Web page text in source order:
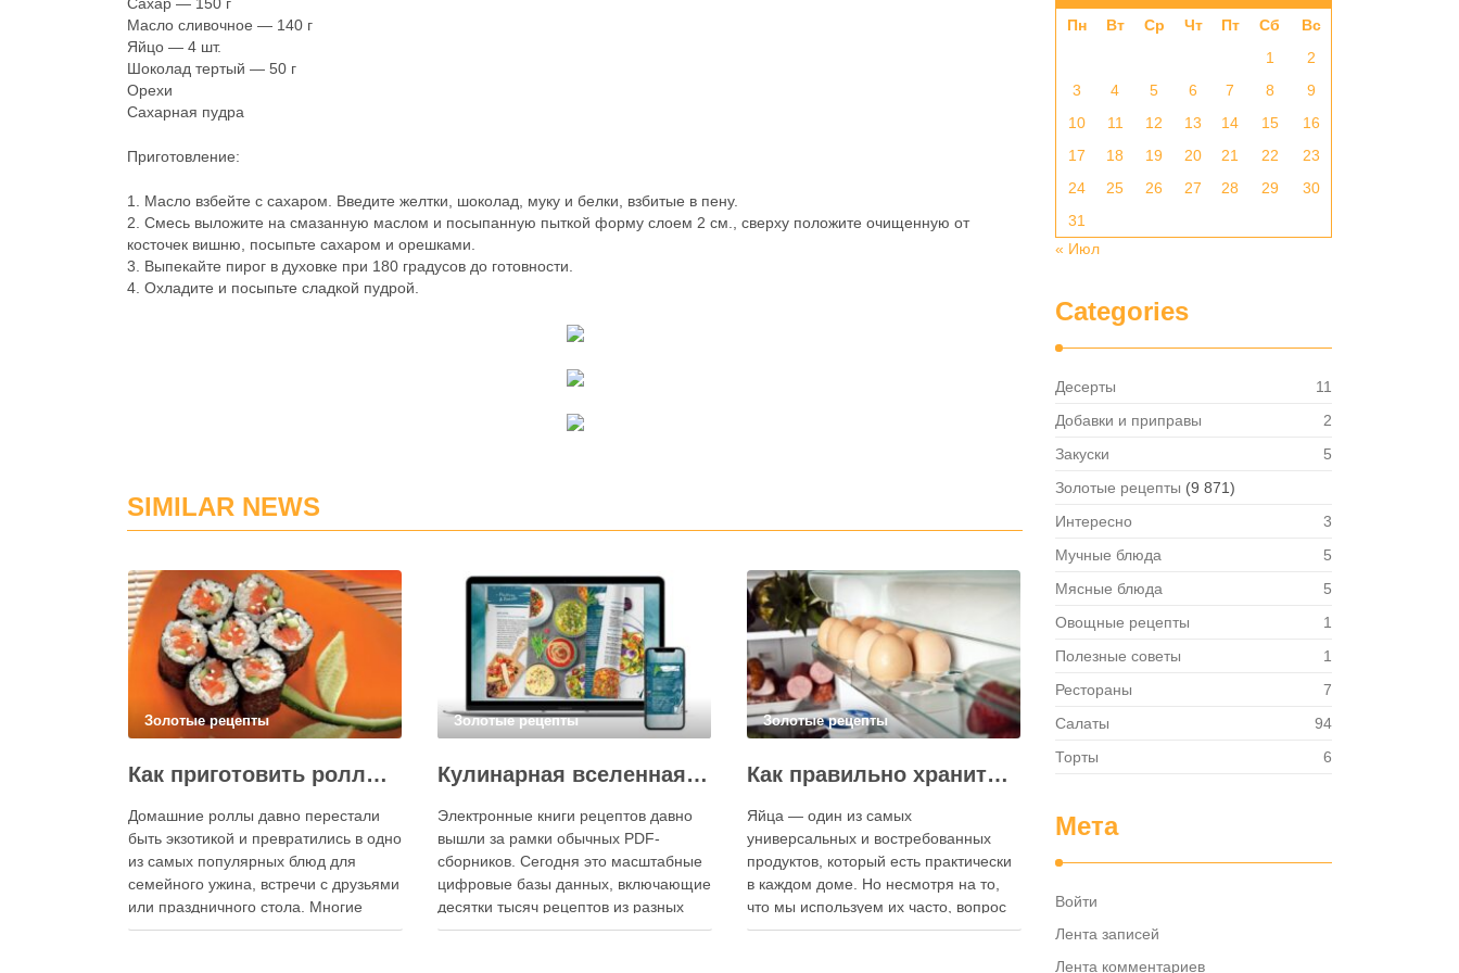
Масло сливочное — 140 г
Яйцо — 4 шт.
Шоколад тертый — 50 г
Орехи
Сахарная пудра
Приготовление:
1. Масло взбейте с сахаром. Введите желтки, шоколад, муку и белки, взбитые в пену.
2. Смесь выложите на смазанную маслом и посыпанную пыткой форму слоем 2 см., сверху положите очищенную от
косточек вишню, посыпьте сахаром и орешками.
3. Выпекайте пирог в духовке при 180 градусов до готовности.
4. Охладите и посыпьте сладкой пудрой.
SIMILAR NEWS
Золотые рецепты
Как приготовить роллы в домашних условиях?
Домашние роллы давно перестали
быть экзотикой и превратились в одно
из самых популярных блюд для
семейного ужина, встречи с друзьями
или праздничного стола. Многие
считают, что приготовление японских
Золотые рецепты
Кулинарная вселенная в цифре: топ-3 самых больших электронных книг рецептов
Электронные книги рецептов давно
вышли за рамки обычных PDF-
сборников. Сегодня это масштабные
цифровые базы данных, включающие
десятки тысяч рецептов из разных
стран мира, с подробными
Золотые рецепты
Как правильно хранить яйца: в холодильнике или на полке?
Яйца — один из самых
универсальных и востребованных
продуктов, который есть практически
в каждом доме. Но несмотря на то,
что мы используем их часто, вопрос
хранения остаётся актуальным: где
Пн Вт Ср Чт Пт Сб
Вс
1
2
3
4 5 6 7 8
9
10
11 12 13 14 15
16
17
18 19 20 21 22
23
24
25 26 27 28 29
30
31
« Июл
Categories
Десерты
11
Добавки и приправы
2
Закуски
5
Золотые рецепты (9 871)
Интересно
3
Мучные блюда
5
Мясные блюда
5
Овощные рецепты
1
Полезные советы
1
Рестораны
7
Салаты
94
Торты
6
Мета
Войти
Лента записей
Лента комментариев